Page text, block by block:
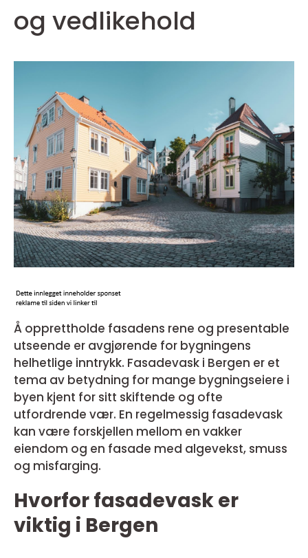
og vedlikehold
Å opprettholde fasadens rene og presentable
utseende er avgjørende for bygningens
helhetlige inntrykk. Fasadevask i Bergen er et
tema av betydning for mange bygningseiere i
byen kjent for sitt skiftende og ofte
utfordrende vær. En regelmessig fasadevask
kan være forskjellen mellom en vakker
eiendom og en fasade med algevekst, smuss
og misfarging.
Hvorfor fasadevask er
viktig i Bergen